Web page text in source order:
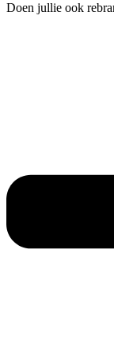
Doen jullie ook